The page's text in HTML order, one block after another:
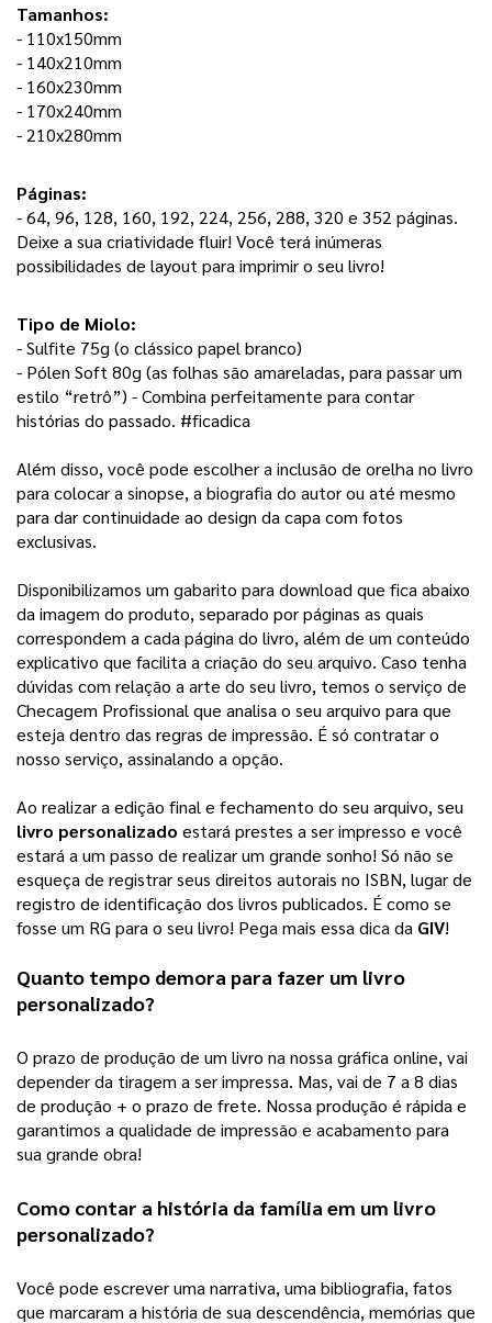
Tamanhos:
- 110x150mm
- 140x210mm
- 160x230mm
- 170x240mm
- 210x280mm
Páginas:
Deixe a sua criatividade fluir! Você terá inúmeras
possibilidades de layout para imprimir o seu livro!
Tipo de Miolo:
- Sulfite 75g (o clássico papel branco)
- Pólen Soft 80g (as folhas são amareladas, para passar um
estilo “retrô”) - Combina perfeitamente para contar
histórias do passado. #ficadica
Além disso, você pode escolher a inclusão de orelha no livro
para colocar a sinopse, a biografia do autor ou até mesmo
para dar continuidade ao design da capa com fotos
exclusivas.
Disponibilizamos um gabarito para download que fica abaixo
da imagem do produto, separado por páginas as quais
correspondem a cada página do livro, além de um conteúdo
explicativo que facilita a criação do seu arquivo. Caso tenha
dúvidas com relação a arte do seu livro, temos o serviço de
Checagem Profissional que analisa o seu arquivo para que
esteja dentro das regras de impressão. É só contratar o
nosso serviço, assinalando a opção.
livro personalizado estará prestes a ser impresso e você
estará a um passo de realizar um grande sonho! Só não se
esqueça de registrar seus direitos autorais no ISBN, lugar de
registro de identificação dos livros publicados. É como se
fosse um RG para o seu livro! Pega mais essa dica da GIV!
Quanto tempo demora para fazer um livro
personalizado?
O prazo de produção de um livro na nossa gráfica online, vai
depender da tiragem a ser impressa. Mas, vai de 7 a 8 dias
de produção + o prazo de frete. Nossa produção é rápida e
garantimos a qualidade de impressão e acabamento para
sua grande obra!
Como contar a história da família em um livro
personalizado?
Você pode escrever uma narrativa, uma bibliografia, fatos
que marcaram a história de sua descendência, memórias que